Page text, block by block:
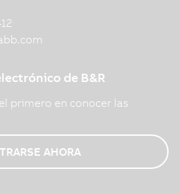
de B&R
primero en conocer las
AHORA